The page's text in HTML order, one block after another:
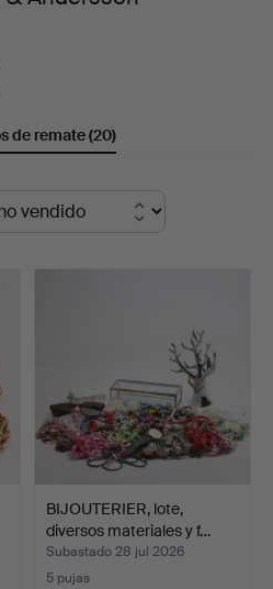
de remate(20)
BIJOUTERIER, lote,
diversos materiales y f…
Subastado 28 jul 2026
5 pujas